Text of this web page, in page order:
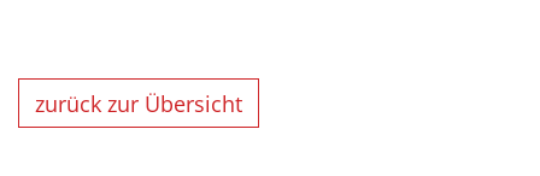
zurück zur Übersicht